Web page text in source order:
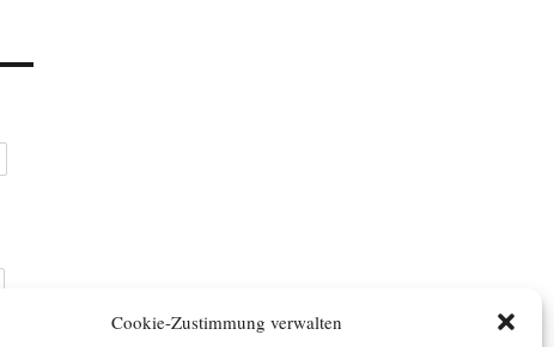
Cookie-Zustimmung verwalten